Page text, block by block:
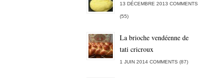
13 DÉCEMBRE 2013 COMMENTS
(55)
La brioche vendéenne de
tati cricroux
1 JUIN 2014 COMMENTS (87)